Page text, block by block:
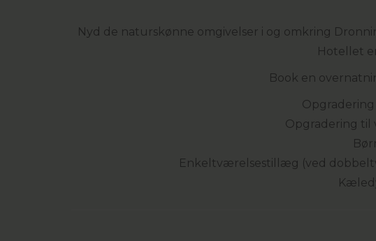
Nyd de naturskønne omgivelser i og omkring
Hotellet
Book en
Opgradering til
Enkeltværelsestillæg (ved